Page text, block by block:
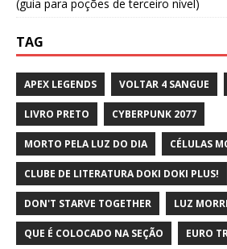
(guia para poções de terceiro nível)
TAG
APEX LEGENDS VOLTAR 4 SANGUE
LIVRO PRETO CYBERPUNK 2077
MORTO PELA LUZ DO DIA CÉLULAS
CLUBE DE LITERATURA DOKI DOKI PLUS!
DON'T STARVE TOGETHER LUZ
QUE É COLOCADO NA SEÇÃO EURO